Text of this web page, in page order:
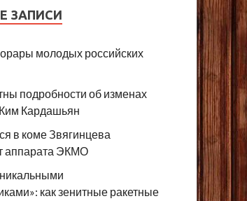
ЗАПИСИ
молодых российских
подробности об изменах
Кардашьян
в коме Звягинцева
аппарата ЭКМО
как зенитные ракетные